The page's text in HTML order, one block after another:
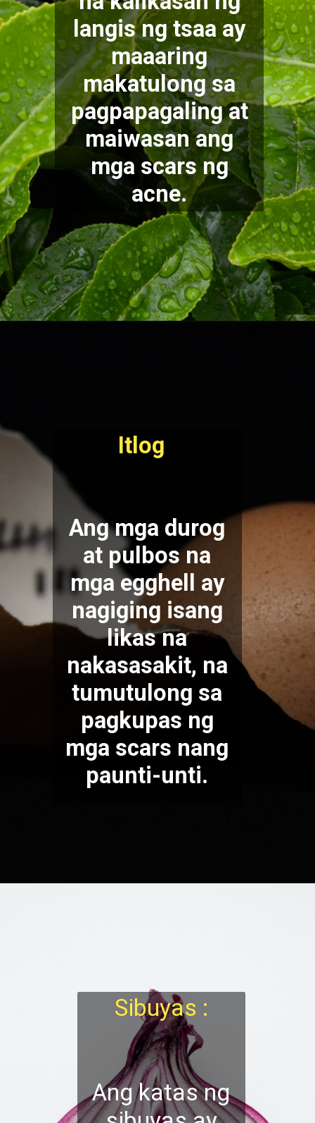
langis ng tsaa ay
maaaring
makatulong sa
pagpapagaling at
maiwasan ang
mga scars ng
acne.
Itlog
Ang mga durog
at pulbos na
mga egghell ay
nagiging isang
likas na
nakasasakit, na
tumutulong sa
pagkupas ng
mga scars nang
paunti-unti.
Sibuyas :
Ang katas ng